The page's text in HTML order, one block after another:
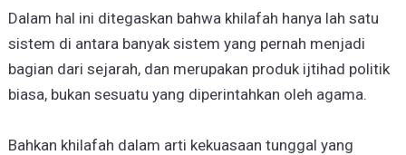
Dalam hal ini ditegaskan bahwa khilafah hanya lah satu
sistem di antara banyak sistem yang pernah menjadi
bagian dari sejarah, dan merupakan produk ijtihad politik
biasa, bukan sesuatu yang diperintahkan oleh agama.
Bahkan khilafah dalam arti kekuasaan tunggal yang